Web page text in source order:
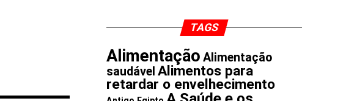
TAGS
Alimentação Alimentação
saudável Alimentos para
retardar o envelhecimento